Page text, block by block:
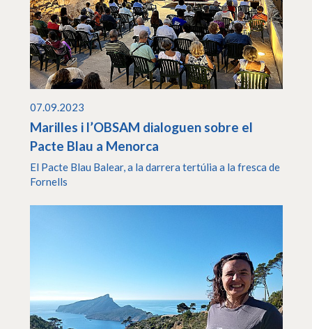
07.09.2023
Marilles i l’OBSAM dialoguen sobre el
Pacte Blau a Menorca
El Pacte Blau Balear, a la darrera tertúlia a la fresca de
Fornells